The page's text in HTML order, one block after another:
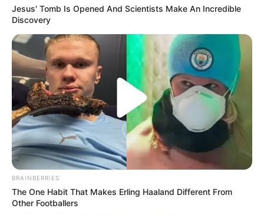
Langka Banget! 10 Pose Lucu
Katak yang Bikin Ketawa
Gemes
Ambyar! 10 Kalimat Baper
Pakai Bahasa Jawa Ini Bikin
Galau Abis
Jesus' Tomb Is Opened And Scientists Make An Incredible
Discovery
BRAINBERRIES
The One Habit That Makes Erling Haaland Different From
Other Footballers